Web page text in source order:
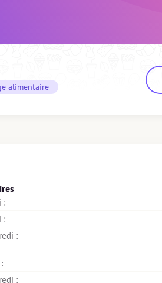
alimentaire
:
:
:
: